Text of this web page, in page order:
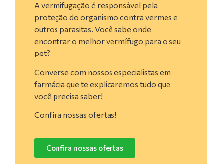
A vermifugação é responsável pela
proteção do organismo contra vermes e
outros parasitas. Você sabe onde
encontrar o melhor vermífugo para o seu
pet?
Converse com nossos especialistas em
farmácia que te explicaremos tudo que
você precisa saber!
Confira nossas ofertas!
Confira nossas ofertas